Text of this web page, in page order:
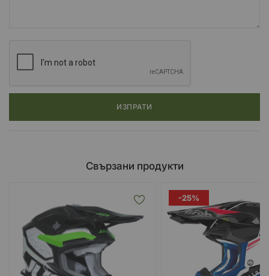
ИЗПРАТИ
Свързани продукти
-25%